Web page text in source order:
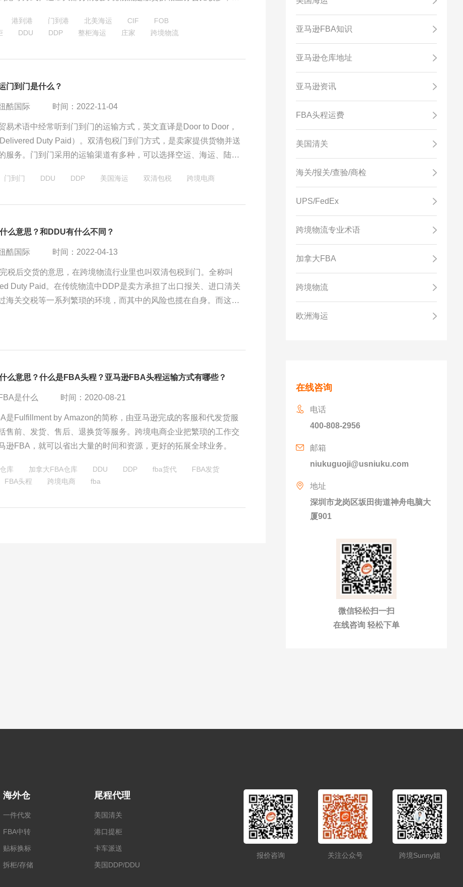
海运是门到门、门到港或者港到港都会有。
港到港 门到港 北美海运 CIF
FOB
DDU DDP 整柜海运 庄家 跨境物流
门到门是什么？
酷国际 时间：2022-11-04
易术语中经常听到门到门的运输方式，英文直译是Door to Door，
Duty Paid）。双清包税门到门方式，是卖家提供货物并送
服务。门到门采用的运输渠道有多种，可以选择空运、海运、陆运
门到门 DDU DDP 美国海运 双清包税 跨境电商
么意思？和DDU有什么不同？
酷国际 时间：2022-04-13
税后交货的意思，在跨境物流行业里也叫双清包税到门。全称叫
Duty Paid。在传统物流中DDP是卖方承担了出口报关、进口清关
海关交税等一系列繁琐的环境，而其中的风险也揽在自身。而这里
卖家更多的方便性。
么意思？什么是FBA头程？亚马逊FBA头程运输方式有哪些？
是什么 时间：2020-08-21
是Fulfillment by Amazon的简称，由亚马逊完成的客服和代发货服
售前、发货、售后、退换货等服务。跨境电商企业把繁琐的工作交
逊FBA，就可以省出大量的时间和资源，更好的拓展全球业务。
库 加拿大FBA仓库 DDU DDP fba货代
FBA发货
FBA头程 跨境电商 fba
亚马逊FBA知识
亚马逊仓库地址
亚马逊资讯
FBA头程运费
美国清关
海关/报关/查验/商检
UPS/FedEx
跨境物流专业术语
加拿大FBA
跨境物流
欧洲海运
在线咨询
电话
400-808-2956
邮箱
niukuguoji@usniuku.com
地址
深圳市龙岗区坂田街道神舟电脑大
厦901
微信轻松扫一扫
在线咨询 轻松下单
海外仓
一件代发
FBA中转
贴标换标
拆柜/存储
尾程代理
美国清关
港口提柜
卡车派送
美国DDP/DDU
报价咨询 关注公众号 跨境Sunny姐